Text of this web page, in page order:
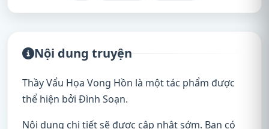
Nội dung truyện
Thầy Vẩu Họa Vong Hồn là một tác phẩm được
thể hiện bởi Đình Soạn.
Nội dung chi tiết sẽ được cập nhật sớm. Bạn có